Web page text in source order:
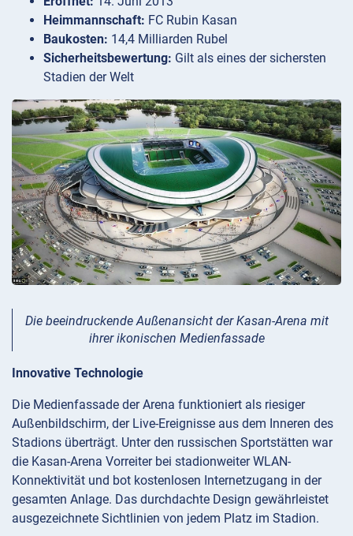
Heimmannschaft: FC Rubin Kasan
Baukosten: 14,4 Milliarden Rubel
Sicherheitsbewertung: Gilt als eines der sichersten
Stadien der Welt
Die beeindruckende Außenansicht der Kasan-Arena mit
ihrer ikonischen Medienfassade
Innovative Technologie
Die Medienfassade der Arena funktioniert als riesiger
Außenbildschirm, der Live-Ereignisse aus dem Inneren des
Stadions überträgt. Unter den russischen Sportstätten war
die Kasan-Arena Vorreiter bei stadionweiter WLAN-
Konnektivität und bot kostenlosen Internetzugang in der
gesamten Anlage. Das durchdachte Design gewährleistet
ausgezeichnete Sichtlinien von jedem Platz im Stadion.